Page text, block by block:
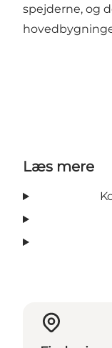
spejderne, og
Læs mere